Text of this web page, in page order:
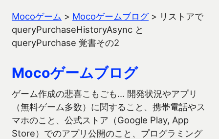
Mocoゲーム > Mocoゲームブログ> リストアで
queryPurchaseHistoryAsync と
queryPurchase 覚書その2
Mocoゲームブログ
ゲーム作成の悲喜こもごも… 開発状況やアプリ
（無料ゲーム多数）に関すること、携帯電話やス
マホのこと、公式ストア（Google Play, App
Store）でのアプリ公開のこと、プログラミング